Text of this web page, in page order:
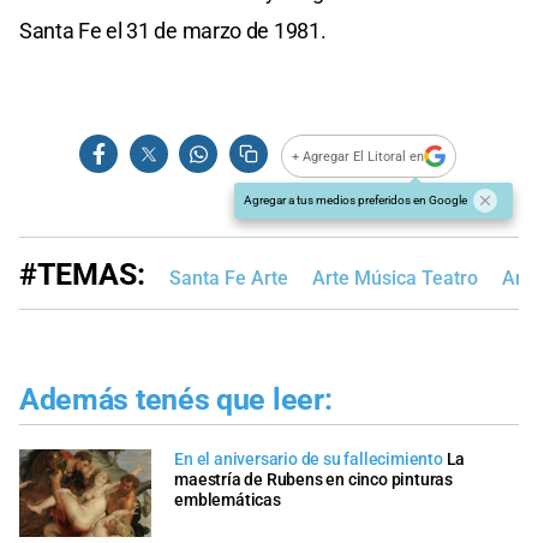
Santa Fe el 31 de marzo de 1981.
+ Agregar El Litoral en
Agregar a tus medios preferidos en Google
#TEMAS: Santa Fe Arte Arte Música Teatro
Además tenés que leer:
En el aniversario de su fallecimiento La
maestría de Rubens en cinco pinturas
emblemáticas